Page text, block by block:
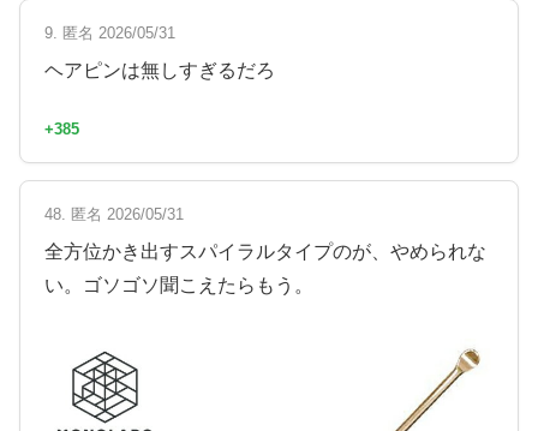
9. 匿名 2026/05/31
ヘアピンは無しすぎるだろ
+385
48. 匿名 2026/05/31
全方位かき出すスパイラルタイプのが、やめられな
い。ゴソゴソ聞こえたらもう。